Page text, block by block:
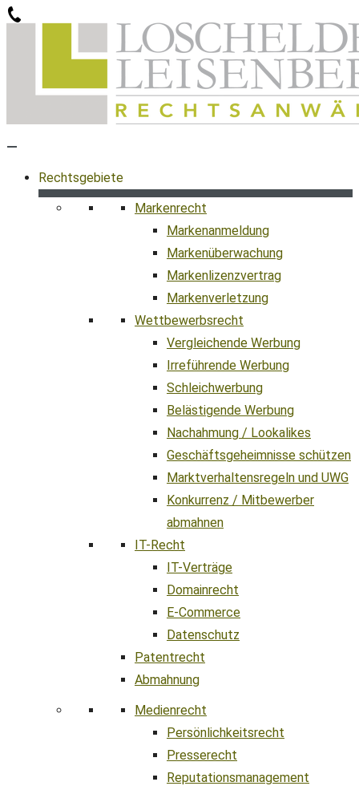
Zum
Rechtsgebiete
Markenrecht
Markenanmeldung
Markenüberwachung
Markenlizenzvertrag
Markenverletzung
Wettbewerbsrecht
Vergleichende Werbung
Irreführende Werbung
Schleichwerbung
Belästigende Werbung
Nachahmung / Lookalikes
Geschäftsgeheimnisse schützen
Marktverhaltensregeln und UWG
Konkurrenz / Mitbewerber
abmahnen
IT-Recht
IT-Verträge
Domainrecht
E-Commerce
Datenschutz
Patentrecht
Abmahnung
Medienrecht
Persönlichkeitsrecht
Presserecht
Reputationsmanagement